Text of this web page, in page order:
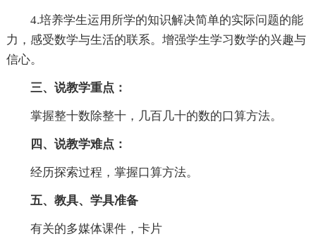
4.培养学生运用所学的知识解决简单的实际问题的能
力，感受数学与生活的联系。增强学生学习数学的兴趣与
信心。
三、说教学重点：
掌握整十数除整十，几百几十的数的口算方法。
四、说教学难点：
经历探索过程，掌握口算方法。
五、教具、学具准备
有关的多媒体课件，卡片